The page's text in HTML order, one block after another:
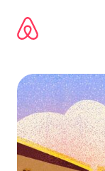
directement